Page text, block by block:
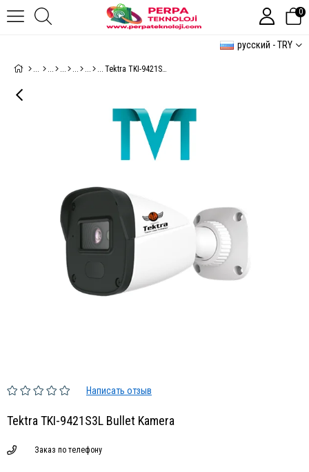
русский - TRY
0
Tektra TKI-9421S3L Bullet Kamera
Написать отзыв
Tektra TKI-9421S3L Bullet Kamera
Заказ по телефону